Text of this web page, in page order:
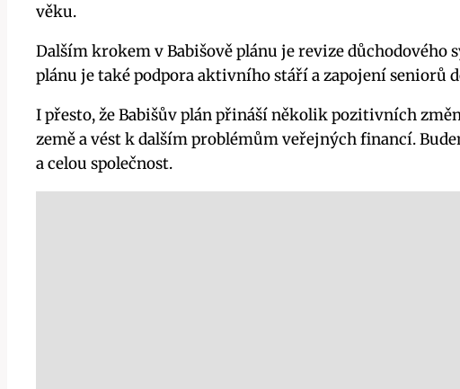
věku.
Dalším krokem v Babišově plánu je revize
plánu je také podpora aktivního stáří a zapojení
I přesto, že Babišův plán přináší několik pozitivních
země a vést k dalším problémům veřejných financí.
a celou společnost.